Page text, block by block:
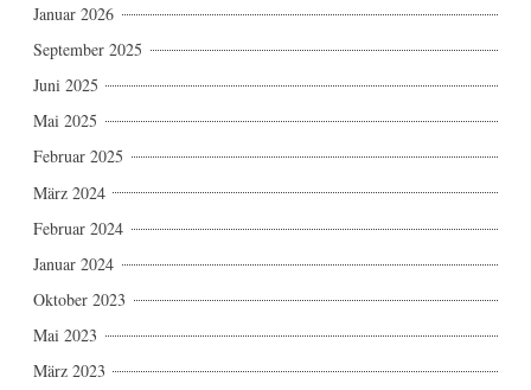
Januar 2026
September 2025
Juni 2025
Mai 2025
Februar 2025
März 2024
Februar 2024
Januar 2024
Oktober 2023
Mai 2023
März 2023